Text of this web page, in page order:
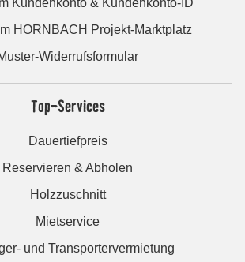
Kundenkonto & Kundenkonto-ID
HORNBACH Projekt-Marktplatz
Widerrufsformular
Top-Services
Dauertiefpreis
Reservieren & Abholen
Holzzuschnitt
Mietservice
und Transportervermietung